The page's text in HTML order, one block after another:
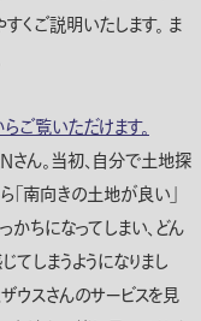
くご説明いたします。 ま
ご覧いただけます。
さん。当初、自分で土地探
「南向きの土地が良い」
かちになってしまい、どん
しまうようになりまし
ウスさんのサービスを見